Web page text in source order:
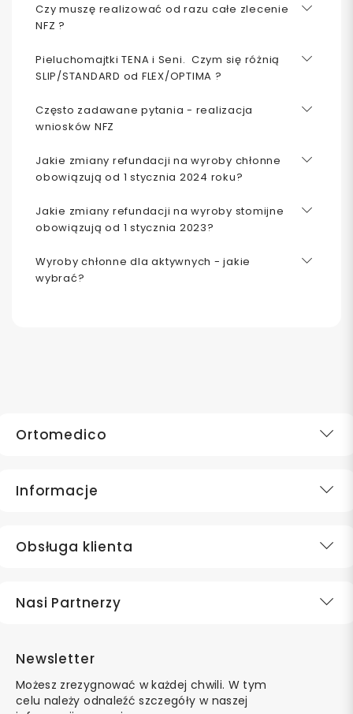
Czy muszę realizować od razu całe zlecenie
NFZ ?
Pieluchomajtki TENA i Seni. Czym się różnią
SLIP/STANDARD od FLEX/OPTIMA ?
Często zadawane pytania - realizacja
wniosków NFZ
Jakie zmiany refundacji na wyroby chłonne
obowiązują od 1 stycznia 2024 roku?
Jakie zmiany refundacji na wyroby stomijne
obowiązują od 1 stycznia 2023?
Wyroby chłonne dla aktywnych - jakie
wybrać?
Ortomedico
Informacje
Obsługa klienta
Nasi Partnerzy
Newsletter
Możesz zrezygnować w każdej chwili. W tym
celu należy odnaleźć szczegóły w naszej